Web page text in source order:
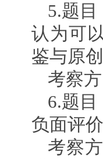
5.题
认为可
鉴与原
考察
6.题
负面评
考察